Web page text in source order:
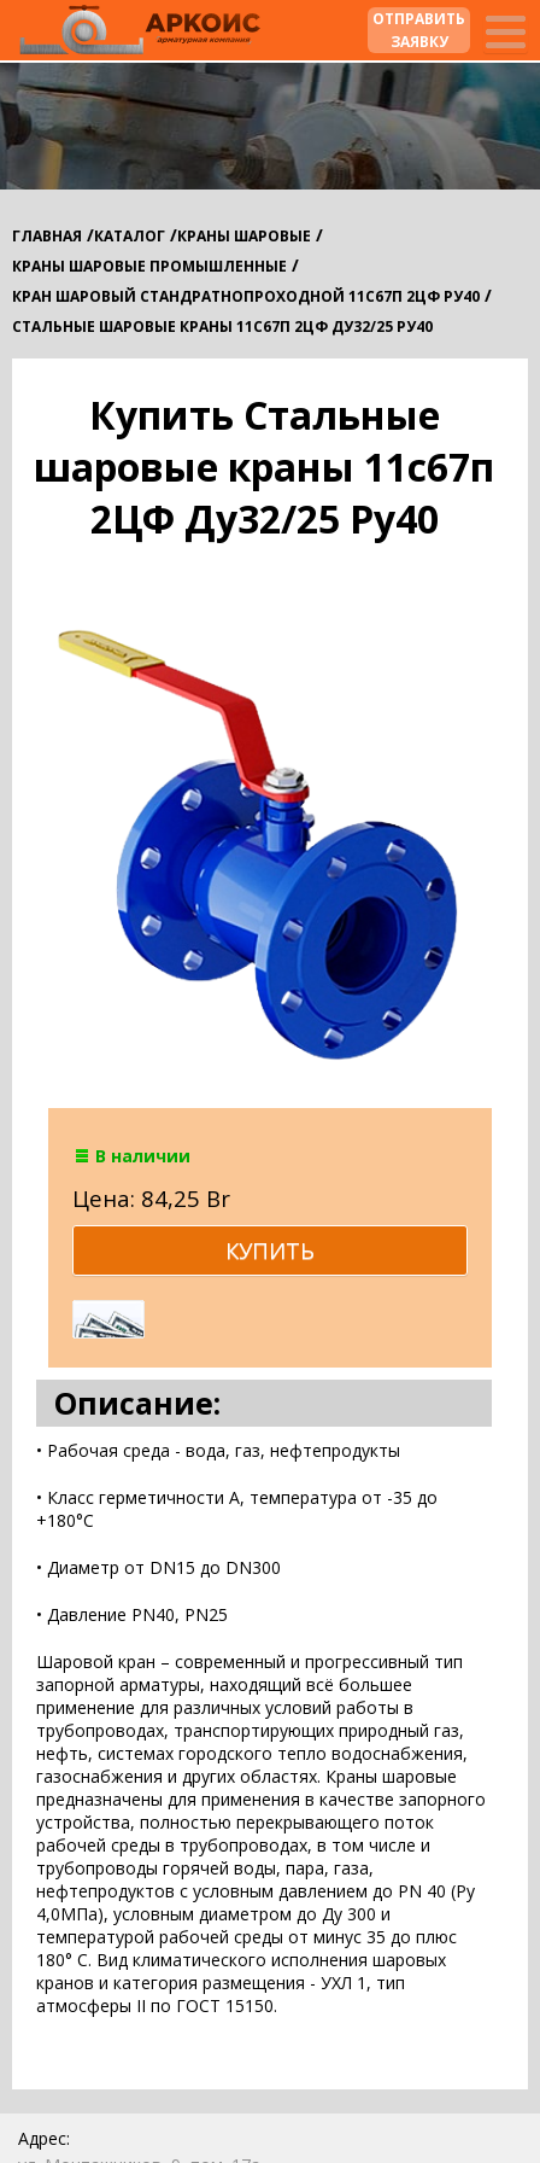
ОТПРАВИТЬ
ЗАЯВКУ
ГЛАВНАЯ /КАТАЛОГ /КРАНЫ ШАРОВЫЕ /
КРАНЫ ШАРОВЫЕ ПРОМЫШЛЕННЫЕ /
КРАН ШАРОВЫЙ СТАНДРАТНОПРОХОДНОЙ 11С67П 2ЦФ РУ40 /
СТАЛЬНЫЕ ШАРОВЫЕ КРАНЫ 11С67П 2ЦФ ДУ32/25 РУ40
Купить Стальные
шаровые краны 11с67п
2ЦФ Ду32/25 Ру40
В наличии
Цена: 84,25 Br
Описание:
• Рабочая среда - вода, газ, нефтепродукты
• Класс герметичности А, температура от -35 до
+180°С
• Диаметр от DN15 до DN300
• Давление PN40, PN25
Шаровой кран – современный и прогрессивный тип
запорной арматуры, находящий всё большее
применение для различных условий работы в
трубопроводах, транспортирующих природный газ,
нефть, системах городского тепло водоснабжения,
газоснабжения и других областях. Краны шаровые
предназначены для применения в качестве запорного
устройства, полностью перекрывающего поток
рабочей среды в трубопроводах, в том числе и
трубопроводы горячей воды, пара, газа,
нефтепродуктов с условным давлением до PN 40 (Pу
4,0МПа), условным диаметром до Ду 300 и
температурой рабочей среды от минус 35 до плюс
180° С. Вид климатического исполнения шаровых
кранов и категория размещения - УХЛ 1, тип
атмосферы II по ГОСТ 15150.
Адрес: